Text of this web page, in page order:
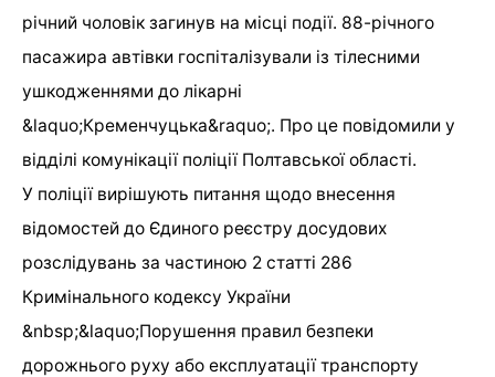
річний чоловік загинув на місці події. 88-річного
пасажира автівки госпіталізували із тілесними
ушкодженнями до лікарні
&laquo;Кременчуцька&raquo;. Про це повідомили у
відділі комунікації поліції Полтавської області.
У поліції вирішують питання щодо внесення
відомостей до Єдиного реєстру досудових
розслідувань за частиною 2 статті 286
Кримінального кодексу України
&nbsp;&laquo;Порушення правил безпеки
дорожнього руху або експлуатації транспорту